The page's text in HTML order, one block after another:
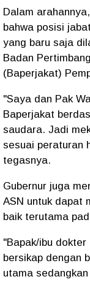
Dalam
bahwa posisi
yang baru saja
Badan
(Baperjakat)
"Saya dan Pak
Baperjakat
saudara. Jadi
sesuai peraturan
tegasnya.
Gubernur juga
ASN untuk dapat
baik terutama
"Bapak/ibu dokter
bersikap dengan
utama